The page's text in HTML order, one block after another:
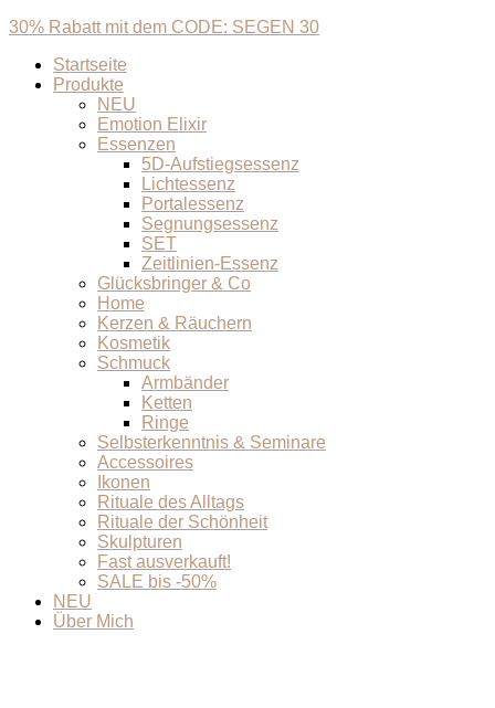
30% Rabatt mit dem CODE: SEGEN 30
Startseite
Produkte
NEU
Emotion Elixir
Essenzen
5D-Aufstiegsessenz
Lichtessenz
Portalessenz
Segnungsessenz
SET
Zeitlinien-Essenz
Glücksbringer & Co
Home
Kerzen & Räuchern
Kosmetik
Schmuck
Armbänder
Ketten
Ringe
Selbsterkenntnis & Seminare
Accessoires
Ikonen
Rituale des Alltags
Rituale der Schönheit
Skulpturen
Fast ausverkauft!
SALE bis -50%
NEU
Über Mich